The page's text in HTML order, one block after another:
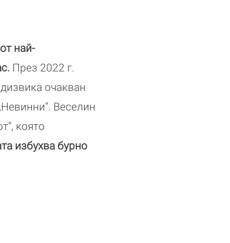
най-
През 2022 г.
очакван
Веселин
която
избухва бурно